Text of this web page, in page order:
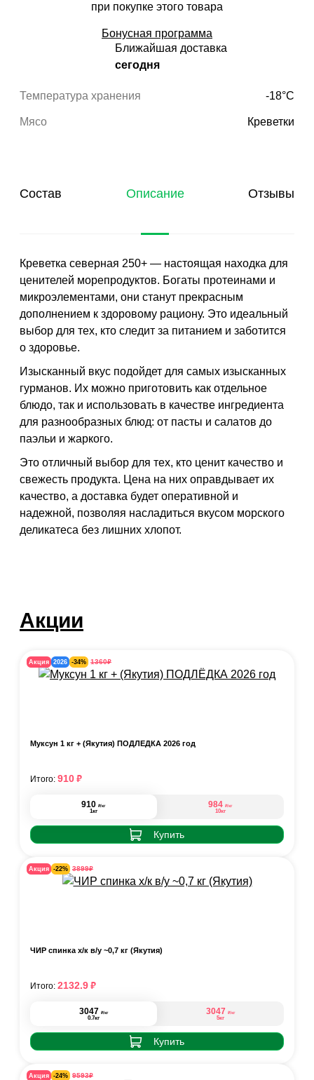
Температура хранения -18°С
Мясо Креветки
при покупке этого товара
Бонусная программа
Ближайшая доставка
сегодня
Состав Описание Отзывы
Креветка северная 250+ — настоящая находка для
ценителей морепродуктов. Богаты протеинами и
микроэлементами, они станут прекрасным
дополнением к здоровому рациону. Это идеальный
выбор для тех, кто следит за питанием и заботится
о здоровье.
Изысканный вкус подойдет для самых изысканных
гурманов. Их можно приготовить как отдельное
блюдо, так и использовать в качестве ингредиента
для разнообразных блюд: от пасты и салатов до
паэльи и жаркого.
Это отличный выбор для тех, кто ценит качество и
свежесть продукта. Цена на них оправдывает их
качество, а доставка будет оперативной и
надежной, позволяя насладиться вкусом морского
деликатеса без лишних хлопот.
Акции
Акция 2026 -34% 1360₽
Муксун 1 кг + (Якутия) ПОДЛЁДКА 2026 год
910 ₽/кг
1кг
984 ₽/кг
10кг
Купить
Итого: 910₽
Акция -22% 3899₽
ЧИР спинка х/к в/у ~0,7 кг (Якутия)
3047 ₽/кг
0.7кг
3047 ₽/кг
5кг
Купить
Итого: 2132.9₽
Акция -24% 9593₽